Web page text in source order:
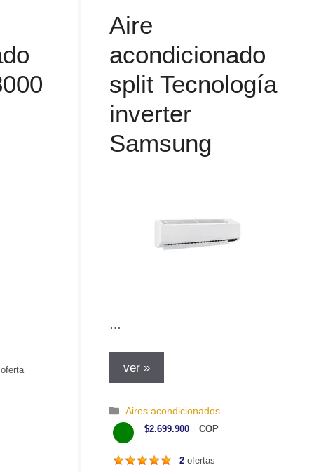
oferta
Aire
acondicionado
split Tecnología
inverter
Samsung
…
ver »
C
a
e
Aires acondicionados
$2.699.900 COP
2 ofertas